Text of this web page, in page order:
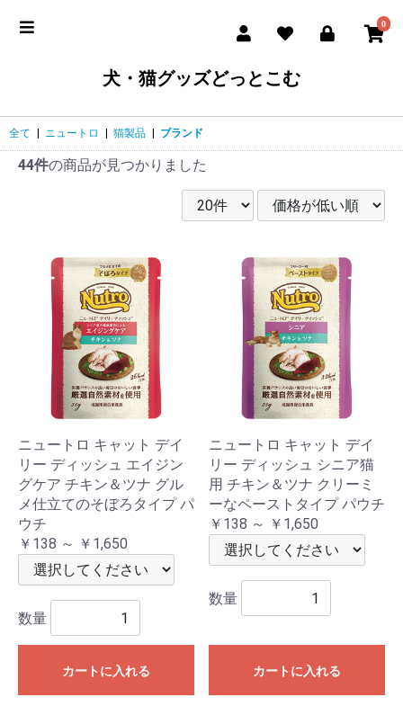
0
犬・猫グッズどっとこむ
全て ニュートロ 猫製品 ブランド
44件の商品が見つかりました
ニュートロ キャット デイ
リー ディッシュ エイジン
グケア チキン＆ツナ グル
メ仕立てのそぼろタイプ パ
ウチ
￥138 ～ ￥1,650
数量
カートに入れる
ニュートロ キャット デイ
リー ディッシュ シニア猫
用 チキン＆ツナ クリーミ
ーなペーストタイプ パウチ
￥138 ～ ￥1,650
数量
カートに入れる